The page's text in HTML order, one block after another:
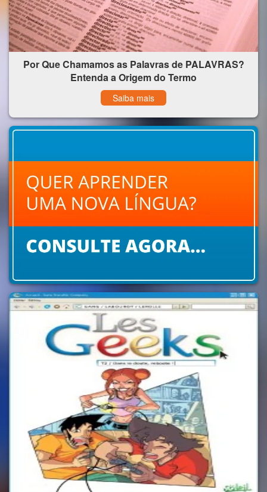
Por Que Chamamos as Palavras de PALAVRAS?
Entenda a Origem do Termo
Saiba mais